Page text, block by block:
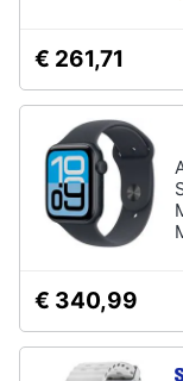
€ 261,71
€ 340,99